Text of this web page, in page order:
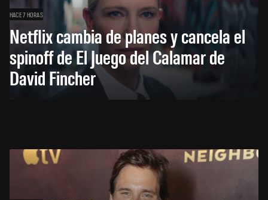
HACE 7 HORAS
Netflix cambia de planes y cancela el
spinoff de El Juego del Calamar de
David Fincher